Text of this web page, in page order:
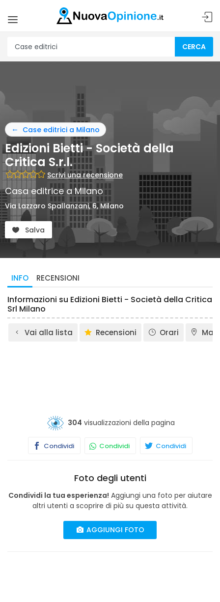
CERCA
Case editrici a Milano
Edizioni Bietti - Società della
Critica S.r.l.
Scrivi una recensione
Casa editrice a Milano
Via Lazzaro Spallanzani, 6, Milano
Salva
INFO RECENSIONI
Informazioni su Edizioni Bietti - Società della Critica
Srl Milano
Vai alla lista Recensioni Orari
304 visualizzazioni della pagina
Condividi Condividi Condividi
Foto degli utenti
Condividi la tua esperienza! Aggiungi una foto per aiutare
altri utenti a scoprire di più su questa attività.
AGGIUNGI FOTO